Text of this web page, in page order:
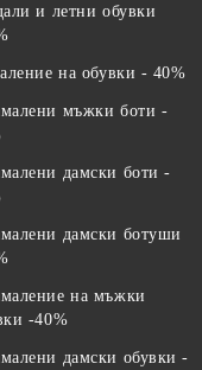
и летни обувки
на обувки - 40%
мъжки боти -
дамски боти -
дамски ботуши
на мъжки
-40%
дамски обувки -